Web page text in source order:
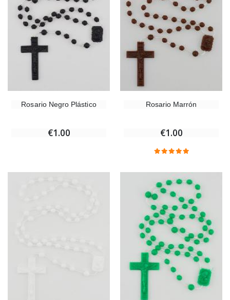
Rosario Negro Plástico
€1.00
Rosario Marrón
€1.00